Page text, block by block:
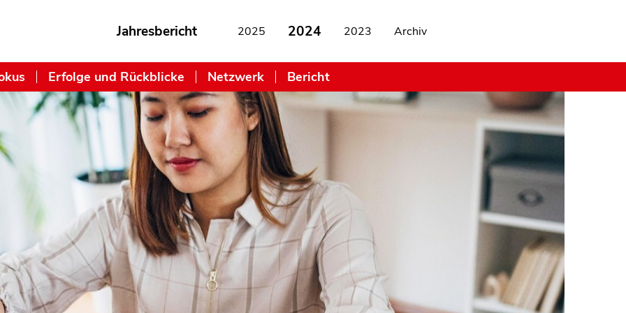
Jahresbericht 2025 2024
Erfolge und Rückblicke Netzwerk Bericht
2023 Archiv